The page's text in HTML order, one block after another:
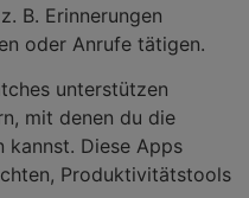
B. Erinnerungen
oder Anrufe tätigen.
unterstützen
mit denen du die
kannst. Diese Apps
Produktivitätstools